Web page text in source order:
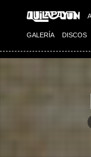
GALERÍA DISCOS